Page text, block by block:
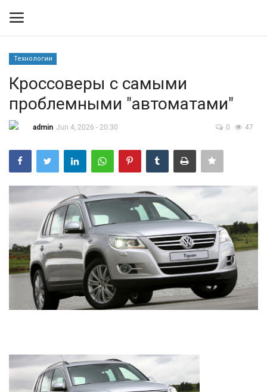
Контакты
Политика
Технологии
Спорт
Туризм
Здоровье
Технологии
Кроссоверы с самыми
проблемными "автоматами"
admin Jun 4, 2026 - 20:30 0 47